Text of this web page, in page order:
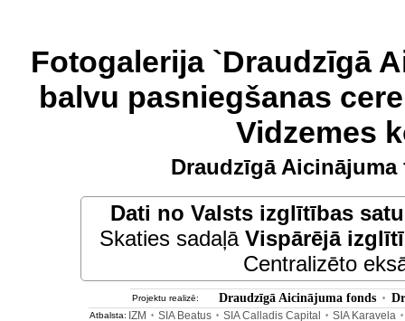
Fotogalerija `Draudzīgā
balvu pasniegšanas
Vidzemes
Draudzīgā
Dati no Valsts izglītības
Skaties sadaļā Vispārējā
Centralizēto
Projektu realizē: Draudzīgā Aicinājuma fonds •
Atbalsta: IZM • SIA Beatus • SIA Calladis Capital • SIA Karavela •